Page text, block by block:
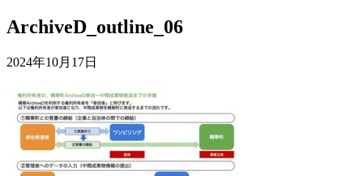
ArchiveD_outline_06
2024年10月17日